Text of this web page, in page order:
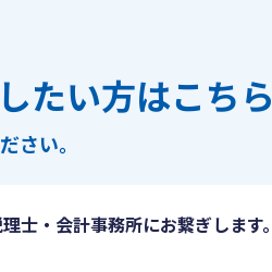
たい方はこちら
さい。
士・会計事務所にお繋ぎします。